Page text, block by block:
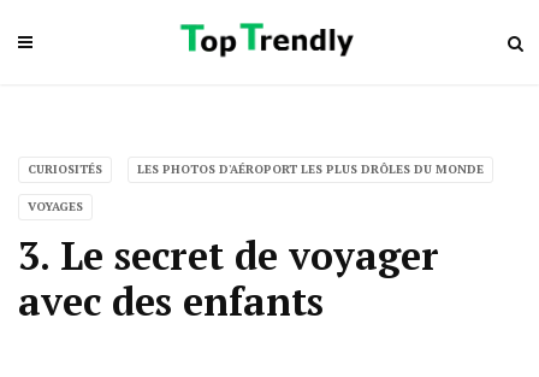
CURIOSITÉS LES PHOTOS D'AÉROPORT LES PLUS DRÔLES DU MONDE
VOYAGES
3. Le secret de voyager
avec des enfants